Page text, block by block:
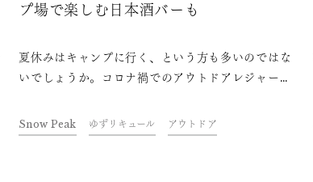
プ場で楽しむ日本酒バーも
夏休みはキャンプに行く、という方も多いのではな
いでしょうか。コロナ禍でのアウトドアレジャーブ
気のようです。今回はキャンパーの聖地である、新
潟県三条市にある「Snow Peak
Snow Peak ゆずリキュール アウトドア